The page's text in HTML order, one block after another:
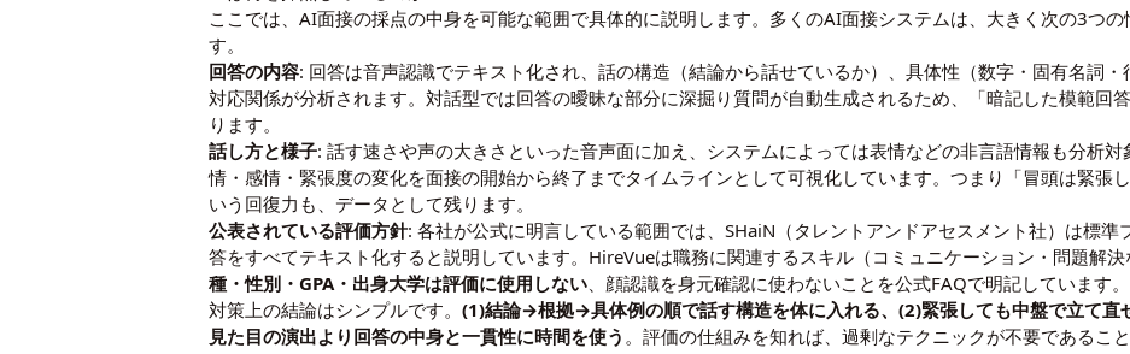
ここでは、AI面接の採点の中身を可能な範囲で具体的に説明します。多くのAI面接システムは、大きく次の3つ
す。
回答の内容: 回答は音声認識でテキスト化され、話の構造（結論から話せているか）、具体性（数字・固有名詞
対応関係が分析されます。対話型では回答の曖昧な部分に深掘り質問が自動生成されるため、「暗記した模範回
ります。
話し方と様子: 話す速さや声の大きさといった音声面に加え、システムによっては表情などの非言語情報も分析
情・感情・緊張度の変化を面接の開始から終了までタイムラインとして可視化しています。つまり「冒頭は緊張
いう回復力も、データとして残ります。
公表されている評価方針: 各社が公式に明言している範囲では、SHaiN（タレントアンドアセスメント社）は標
答をすべてテキスト化すると説明しています。HireVueは職務に関連するスキル（コミュニケーション・問題解
種・性別・GPA・出身大学は評価に使用しない、顔認識を身元確認に使わないことを公式FAQで明記しています。
対策上の結論はシンプルです。(1)結論→根拠→具体例の順で話す構造を体に入れる、(2)緊張しても中盤で立て直
見た目の演出より回答の中身と一貫性に時間を使う 。評価の仕組みを知れば、過剰なテクニックが不要であること